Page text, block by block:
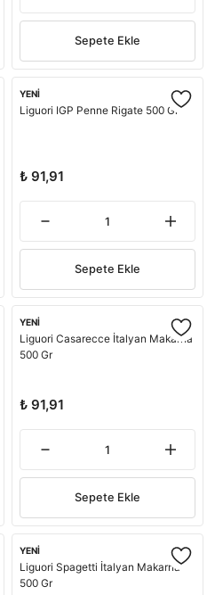
Sepete Ekle
YENİ
Liguori IGP Penne Rigate 500 Gr
₺ 91,91
Sepete Ekle
YENİ
Liguori Casarecce İtalyan Makarna
500 Gr
₺ 91,91
Sepete Ekle
YENİ
Liguori Spagetti İtalyan Makarna
500 Gr